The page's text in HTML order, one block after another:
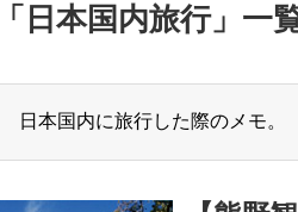
「 日本国内旅行」 一
日本国内に旅行した際のメモ。